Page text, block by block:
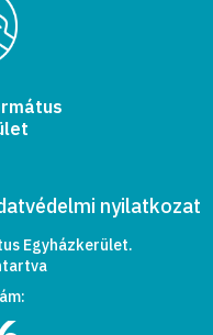
nyilatkozat
Egyházkerület.